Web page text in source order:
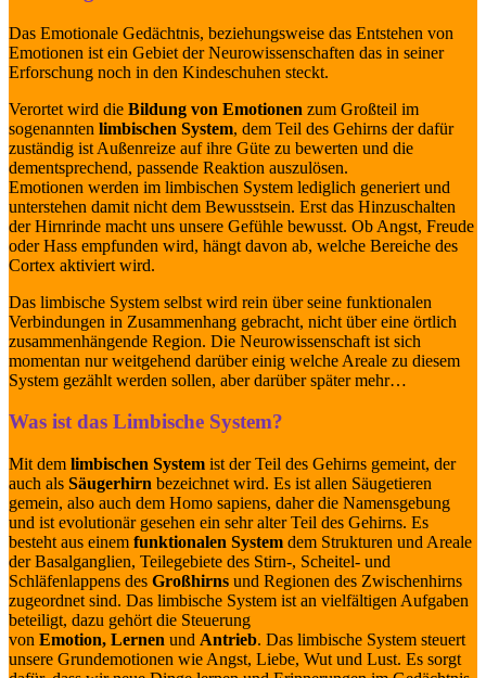
Das Emotionale Gedächtnis, beziehungsweise das Entstehen von
Emotionen ist ein Gebiet der Neurowissenschaften das in seiner
Erforschung noch in den Kindeschuhen steckt.
Verortet wird die Bildung von Emotionen zum Großteil im
sogenannten limbischen System, dem Teil des Gehirns der dafür
zuständig ist Außenreize auf ihre Güte zu bewerten und die
dementsprechend, passende Reaktion auszulösen.
Emotionen werden im limbischen System lediglich generiert und
unterstehen damit nicht dem Bewusstsein. Erst das Hinzuschalten
der Hirnrinde macht uns unsere Gefühle bewusst. Ob Angst, Freude
oder Hass empfunden wird, hängt davon ab, welche Bereiche des
Cortex aktiviert wird.
Das limbische System selbst wird rein über seine funktionalen
Verbindungen in Zusammenhang gebracht, nicht über eine örtlich
zusammenhängende Region. Die Neurowissenschaft ist sich
momentan nur weitgehend darüber einig welche Areale zu diesem
System gezählt werden sollen, aber darüber später mehr…
Was ist das Limbische System?
Mit dem limbischen System ist der Teil des Gehirns gemeint, der
auch als Säugerhirn bezeichnet wird. Es ist allen Säugetieren
gemein, also auch dem Homo sapiens, daher die Namensgebung
und ist evolutionär gesehen ein sehr alter Teil des Gehirns. Es
besteht aus einem funktionalen System dem Strukturen und Areale
der Basalganglien, Teilegebiete des Stirn-, Scheitel- und
Schläfenlappens des Großhirns und Regionen des Zwischenhirns
zugeordnet sind. Das limbische System ist an vielfältigen Aufgaben
beteiligt, dazu gehört die Steuerung
von Emotion, Lernen und Antrieb. Das limbische System steuert
unsere Grundemotionen wie Angst, Liebe, Wut und Lust. Es sorgt